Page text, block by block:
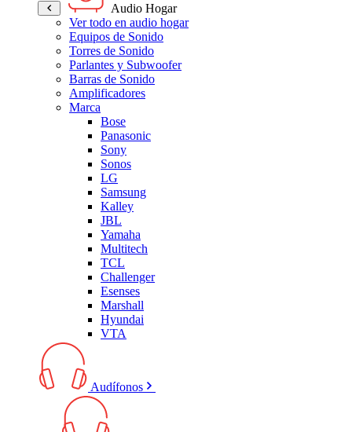
Audio Hogar
Ver todo en audio hogar
Equipos de Sonido
Torres de Sonido
Parlantes y Subwoofer
Barras de Sonido
Amplificadores
Marca
Bose
Panasonic
Sony
Sonos
LG
Samsung
Kalley
JBL
Yamaha
Multitech
TCL
Challenger
Esenses
Marshall
Hyundai
VTA
Audífonos